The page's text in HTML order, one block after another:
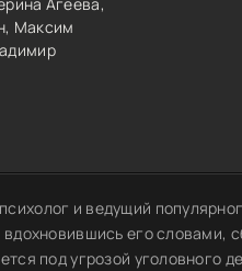
Максим
и ведущий
его словами,
под угрозой уголовного